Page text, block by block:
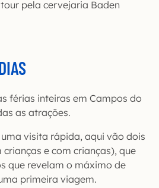
pela cervejaria Baden
férias inteiras em Campos do
as atrações.
visita rápida, aqui vão dois
e com crianças), que
que revelam o máximo de
primeira viagem.